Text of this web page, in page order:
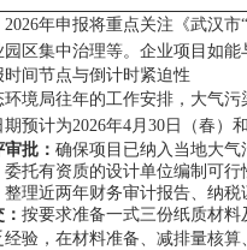
年申报将重点关注《武汉
区集中治理等。企业项目如
时间节点与倒计时紧迫性
境局往年的工作安排，大气
预计为2026年4月30日（春）
批： 确保项目已纳入当地大气
委托有资质的设计单位编制可行
整理近两年财务审计报告、纳税
按要求准备一式三份纸质材料
验，在材料准备、减排量核